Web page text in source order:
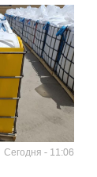
Сегодня - 11:06